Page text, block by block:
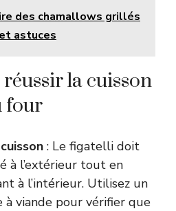
des chamallows grillés
astuces
la cuisson
four
: Le figatelli doit
à l’extérieur tout en
à l’intérieur. Utilisez un
viande pour vérifier que